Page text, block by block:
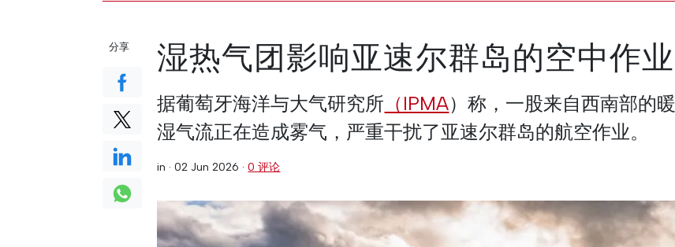
湿热气团影响亚速尔群岛的空中作业
据葡萄牙海洋与大气研究所 （IPMA）称，一股来自西南部的暖
湿气流正在造成雾气，严重干扰了亚速尔群岛的航空作业。
in ·02 Jun 2026 ·0 评论
分享